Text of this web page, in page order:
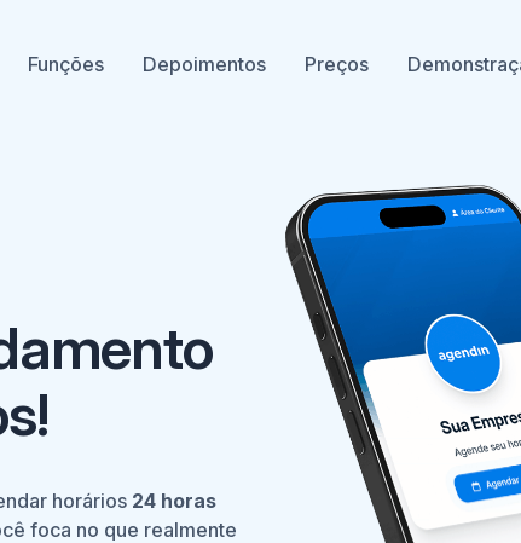
Funções Depoimentos Preços
horários 24 horas
foca no que realmente